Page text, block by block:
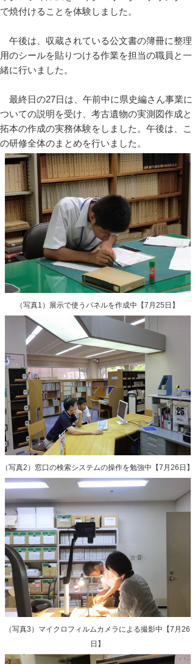
で焼付けることを体験しました。
午後は、収蔵されている公文書の簿冊に整理
用のシールを貼りつける作業を担当の職員と一
緒に行いました。
最終日の27日は、午前中に県史編さん事業に
ついての説明を受け、考古遺物の実測図作成と
拓本の作成の実務体験をしました。午後は、こ
の研修全体のまとめを行いました。
（写真1）展示で使うパネルを作成中【7月25日】
（写真2）窓口の検索システムの操作を勉強中【7月26日】
（写真3）マイクロフィルムカメラによる撮影中【7月26
日】